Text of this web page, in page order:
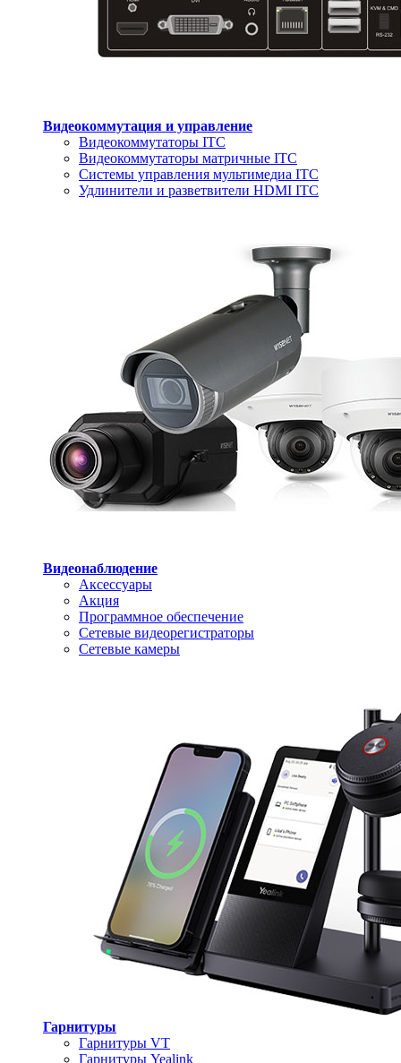
Видеокоммутация и управление
Видеокоммутаторы ITC
Видеокоммутаторы матричные ITC
Системы управления мультимедиа ITC
Удлинители и разветвители HDMI ITC
Видеонаблюдение
Аксессуары
Акция
Программное обеспечение
Сетевые видеорегистраторы
Сетевые камеры
Гарнитуры
Гарнитуры VT
Гарнитуры Yealink